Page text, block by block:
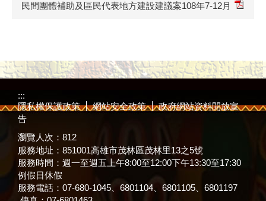
民間團體補助及區民代表地方建設建議案108年7-12月
:::
隱私權保護政策
網站安全政策
政府網站資料開放宣
告
瀏覽人次： 812
服務地址：851001高雄市茂林區茂林里13之5號
服務時間：週一至週五上午8:00至12:00下午13:30至17:30
例假日休假
服務電話：07-680-1045、6801104、6801105、6801197